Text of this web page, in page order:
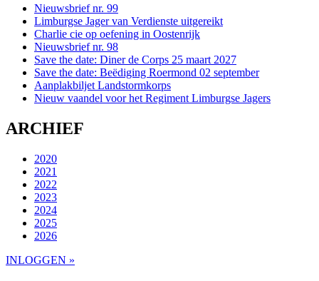
Nieuwsbrief nr. 99
Limburgse Jager van Verdienste uitgereikt
Charlie cie op oefening in Oostenrijk
Nieuwsbrief nr. 98
Save the date: Diner de Corps 25 maart 2027
Save the date: Beëdiging Roermond 02 september
Aanplakbiljet Landstormkorps
Nieuw vaandel voor het Regiment Limburgse Jagers
ARCHIEF
2020
2021
2022
2023
2024
2025
2026
INLOGGEN »